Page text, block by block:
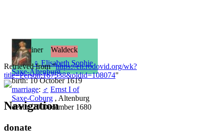
♀ Elisabeth Sophie
Saxe-Altenburg
birth: 10 October 1619
marriage: ♂ Ernst I of
Saxe-Coburg , Altenburg
death: 20 December 1680
Ernestiner
Waldeck
Retrieved from "https://en.rodovid.org/wk?
title=Person:167538&oldid=108074"
Navigation
donate